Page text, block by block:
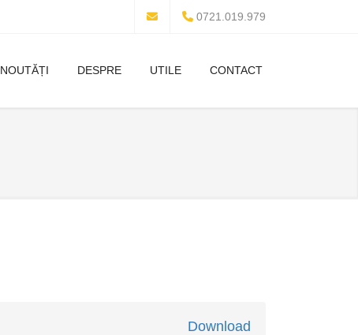
0721.019.979
NOUTĂȚI DESPRE UTILE CONTACT
Download